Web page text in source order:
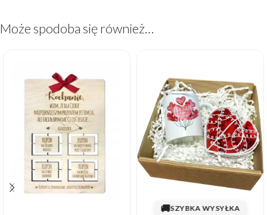
Może spodoba się również…
🚚SZYBKA WYSYŁKA